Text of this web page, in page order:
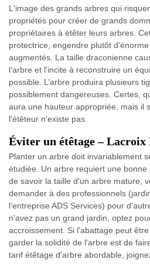
L'image des grands arbres qui
propriétés pour créer de grands
propriétaires à étêter leurs arbres.
protectrice, engendre plutôt
augmentés. La taille draconienne
l’arbre et l'incite à reconstruire un
possible. L’arbre produira plusieurs
possiblement dangereuses. Certes,
aura une hauteur appropriée, mais il
l'étêteur n'existe pas.
Éviter un étêtage – Lacroix
Planter un arbre doit invariablement
étudiée. Un arbre requiert une bonne
de savoir la taille d'un arbre mature,
demander à des professionnels
l'entreprise ADS Services) pour
n'avez pas un grand jardin, optez
accroissement. Si l'abattage peut
garder la solidité de l'arbre est de
tarif étêtage d'arbre abordable,